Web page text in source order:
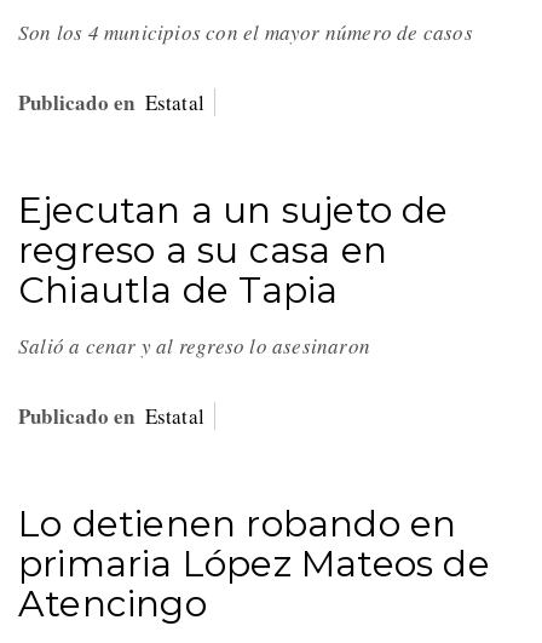
Son los 4 municipios con el mayor número de casos
Publicado en Estatal
Ejecutan a un sujeto de
regreso a su casa en
Chiautla de Tapia
Salió a cenar y al regreso lo asesinaron
Publicado en Estatal
Lo detienen robando en
primaria López Mateos de
Atencingo